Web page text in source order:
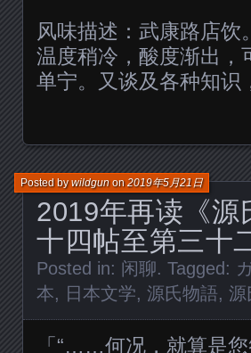
风味描述：武康路店
温度稍冷，酸度渐出，
单宁。又谈及各种知识
2019年再读《源
十四帖至第三十
Posted bywildgunon2019年5月21日
Posted in: 闲聊. Tagged:
本, 日本文学, 源氏物語, 源
「“……何况，就算是